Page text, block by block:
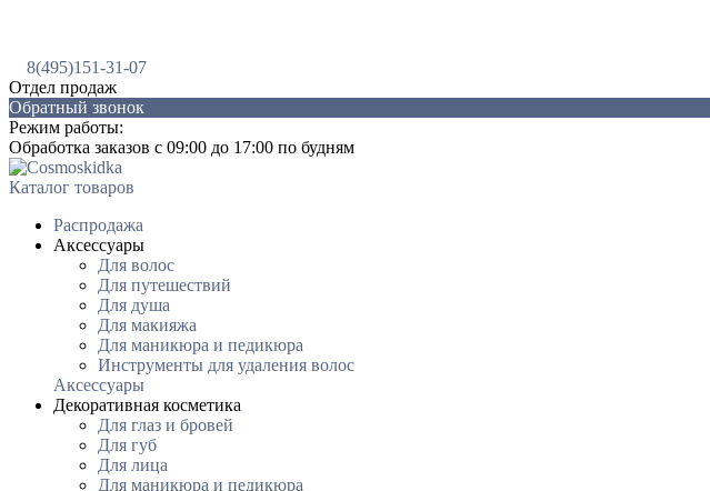
8(495)151-31-07
Отдел продаж
Обратный звонок
Режим работы:
Обработка заказов с 09:00 до 17:00 по будням
Каталог товаров
Распродажа
Аксессуары
Для волос
Для путешествий
Для душа
Для макияжа
Для маникюра и педикюра
Инструменты для удаления волос
Аксессуары
Декоративная косметика
Для глаз и бровей
Для губ
Для лица
Для маникюра и педикюра